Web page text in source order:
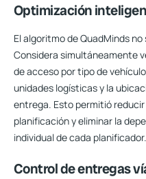
Optimización
El algoritmo de QuadMinds
Considera simultáneamente
de acceso por tipo de
unidades logísticas y la
entrega. Esto permitió
planificación y eliminar la
individual de cada planificador.
Control de entregas